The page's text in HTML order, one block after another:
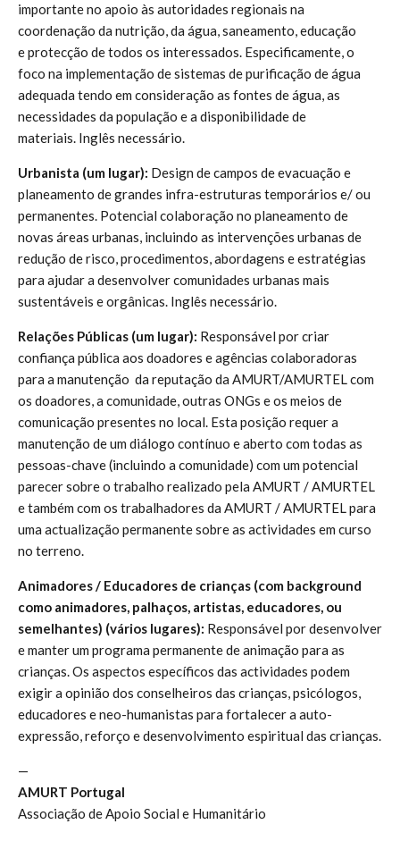
importante no apoio às autoridades regionais na
coordenação da nutrição, da água, saneamento, educação
e protecção de todos os interessados. Especificamente, o
foco na implementação de sistemas de purificação de água
adequada tendo em consideração as fontes de água, as
necessidades da população e a disponibilidade de
materiais. Inglês necessário.
Urbanista (um lugar): Design de campos de evacuação e
planeamento de grandes infra-estruturas temporários e/ ou
permanentes. Potencial colaboração no planeamento de
novas áreas urbanas, incluindo as intervenções urbanas de
redução de risco, procedimentos, abordagens e estratégias
para ajudar a desenvolver comunidades urbanas mais
sustentáveis e orgânicas. Inglês necessário.
Relações Públicas (um lugar): Responsável por criar
confiança pública aos doadores e agências colaboradoras
para a manutenção da reputação da AMURT/AMURTEL com
os doadores, a comunidade, outras ONGs e os meios de
comunicação presentes no local. Esta posição requer a
manutenção de um diálogo contínuo e aberto com todas as
pessoas-chave (incluindo a comunidade) com um potencial
parecer sobre o trabalho realizado pela AMURT / AMURTEL
e também com os trabalhadores da AMURT / AMURTEL para
uma actualização permanente sobre as actividades em curso
no terreno.
Animadores / Educadores de crianças (com background
como animadores, palhaços, artistas, educadores, ou
semelhantes) (vários lugares): Responsável por desenvolver
e manter um programa permanente de animação para as
crianças. Os aspectos específicos das actividades podem
exigir a opinião dos conselheiros das crianças, psicólogos,
educadores e neo-humanistas para fortalecer a auto-
expressão, reforço e desenvolvimento espiritual das crianças.
—
AMURT Portugal
Associação de Apoio Social e Humanitário